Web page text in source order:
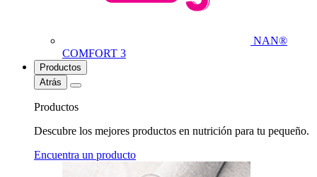
NAN®
COMFORT 3
Productos
Atrás
Productos
Descubre los mejores productos en nutrición para tu pequeño.
Encuentra un producto